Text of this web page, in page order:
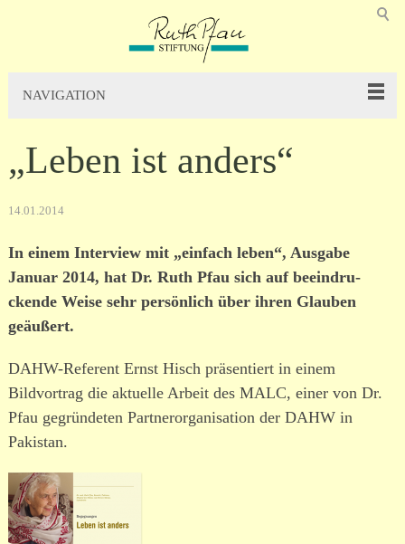
NAVIGATION
„Leben ist anders“
14.01.2014
In einem Interview mit „einfach leben“, Ausgabe
Januar 2014, hat Dr. Ruth Pfau sich auf beein­dru­
ckende Weise sehr persönlich über ihren Glauben
geäußert.
DAHW-Referent Ernst Hisch präsen­tiert in einem
Bildvortrag die aktuelle Arbeit des MALC, einer von Dr.
Pfau gegrün­deten Partnerorganisation der DAHW in
Pakistan.